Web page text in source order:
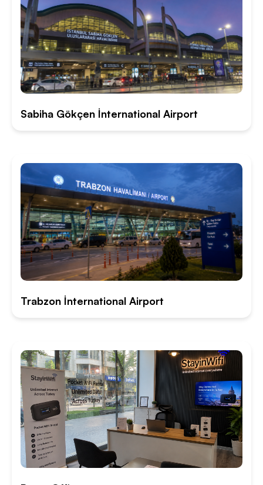
Sabiha Gökçen İnternational Airport
Trabzon İnternational Airport